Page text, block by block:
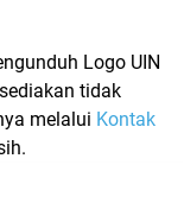
Logo UIN
tidak
melalui Kontak